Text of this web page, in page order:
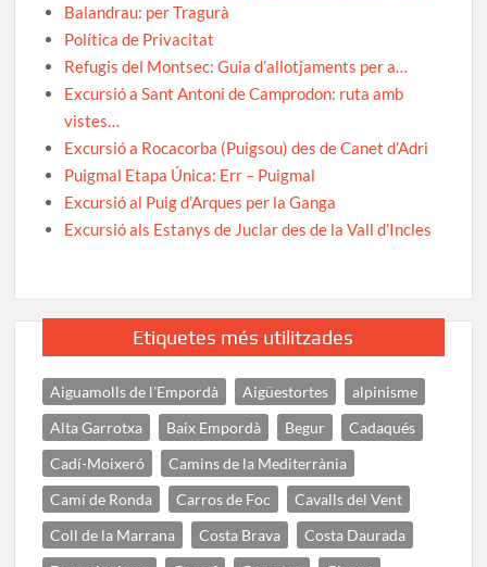
Balandrau: per Tragurà
Política de Privacitat
Refugis del Montsec: Guia d’allotjaments per a…
Excursió a Sant Antoni de Camprodon: ruta amb
vistes…
Excursió a Rocacorba (Puigsou) des de Canet d’Adri
Puigmal Etapa Única: Err – Puigmal
Excursió al Puig d’Arques per la Ganga
Excursió als Estanys de Juclar des de la Vall d’Incles
Etiquetes més utilitzades
Aiguamolls de l'Empordà Aigüestortes
alpinisme
Alta Garrotxa
Baix Empordà Begur
Cadaqués
Cadí-Moixeró
Camins de la Mediterrània
Camí de Ronda
Carros de Foc
Cavalls del Vent
Coll de la Marrana
Costa Brava
Costa Daurada